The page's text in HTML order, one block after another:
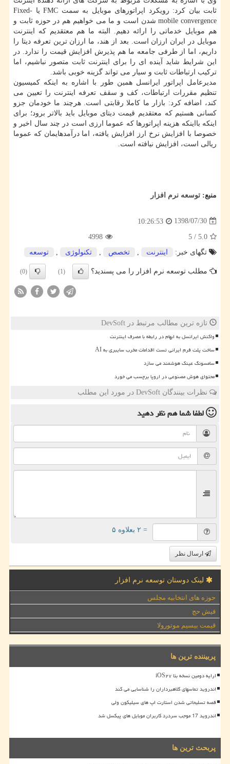
ثابت بیان كرد: رویكرد اپراتورهای موبایل به سمت FMC یا Fixed-
mobile convergence شدن است و ما می خواهیم هم در حوزه ثابت و
هم موبایل خدماتی را ارائه دهیم. البته ما هم معتقدیم كه اینترنت
موبایل در ایران ارزان است. بعد از هند، ما ارزان ترین تعرفه دیتا را
داریم، اما از طرفی جامعه ما هم پذیرش افزایش قیمت را ندارد. در
این شرایط شاید آینده ای را برای اینترنت ثابت متصور نباشیم، اما
تركیب ارتباطات ثابت و سیار می تواند گزینه خوبی باشد.
مدیرعامل اپراتور ایرانسل همین طور با اشاره به اینكه كمیسیون
تنظیم مقررات ارتباطات، كف و سقف تعرفه اینترنت را تعیین می
كند، اضافه كرد: بازار ما كاملا رقابتی است. هرچند ما خودمان جزو
كسانی هستیم كه معتقدیم قیمت دیتای موبایل باید بالاتر برود؛ برای
اینكه بااینكه هزینه اپراتورها كه عموما ارزی است در چند سال اخیر و
خصوصا با افزایش نرخ ارز افزایش یافته، اما درآمدهایمان كه عموما
ریالی است، افزایش نیافته است.
منبع: توسعه نرم افزار
1398/07/30
10:26:53
5.0
/
5
4998
تگهای خبر:
اینترنت تخصص تكنولوژی توسعه
مطلب توسعه نرم افزار را می پسندید؟ (1)
(0)
تازه ترین مطالب مرتبط در DevSoft
واکنش ایرانسل به ابهام در رابطه با مصرف اینترنت
ساخت پلت فرم ایرانی تست اقدامات مخرب سایبری به AI
سامسونگ عینک هوشمند می سازد
محتوای هوش مصنوعی در اروپا برچسب می خورد
نظرات بینندگان DevSoft در مورد این مطلب
لطفا شما همنظر دهید
= ۲ بعلاوه ۵
ارسال نظر
لینک دوستان توسعه نرم افزار
حوزه های انتخابیه مجلس
فیش حج
قیمت بیسیم موتورولا
پربیننده ترین ها
ارایه دومین نسخه بتا iOS۲۷
اندروید تماسهای کلاهبرداران را شناسایی می کند
قصه تسلیحاتی شدن استارت اپ های سیلیکون ولی
اندروید 17 موجب سردرد کاربران موبایل های پیکسل شد
پربحث ترین ها